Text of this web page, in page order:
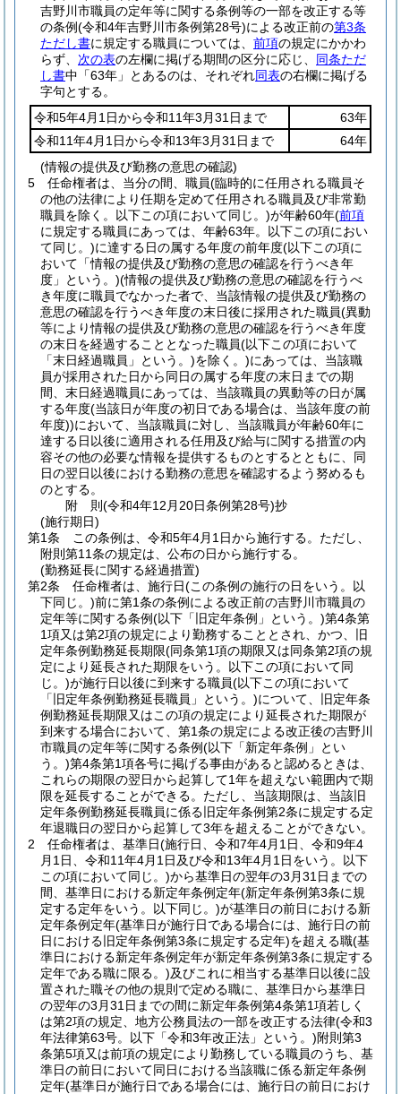
吉野川市職員の定年等に関する条例等の一部を改正する等
の条例(令和4年吉野川市条例第28号)による改正前の第3条
ただし書に規定する職員については、 前項の規定にかかわ
らず、 次の表の左欄に掲げる期間の区分に応じ、 同条ただ
し書中「63年」とあるのは、それぞれ同表の右欄に掲げる
字句とする。
令和5年4月1日から令和11年3月31日まで
63年
令和11年4月1日から令和13年3月31日まで
64年
(情報の提供及び勤務の意思の確認)
5
任命権者は、当分の間、職員(臨時的に任用される職員そ
の他の法律により任期を定めて任用される職員及び非常勤
職員を除く。以下この項において同じ。)が年齢60年(前項
に規定する職員にあっては、年齢63年。以下この項におい
て同じ。)に達する日の属する年度の前年度(以下この項に
おいて「情報の提供及び勤務の意思の確認を行うべき年
度」という。)(情報の提供及び勤務の意思の確認を行うべ
き年度に職員でなかった者で、当該情報の提供及び勤務の
意思の確認を行うべき年度の末日後に採用された職員(異動
等により情報の提供及び勤務の意思の確認を行うべき年度
の末日を経過することとなった職員(以下この項において
「末日経過職員」という。)を除く。)にあっては、当該職
員が採用された日から同日の属する年度の末日までの期
間、末日経過職員にあっては、当該職員の異動等の日が属
する年度(当該日が年度の初日である場合は、当該年度の前
年度))において、当該職員に対し、当該職員が年齢60年に
達する日以後に適用される任用及び給与に関する措置の内
容その他の必要な情報を提供するものとするとともに、同
日の翌日以後における勤務の意思を確認するよう努めるも
のとする。
附 則(令和4年12月20日条例第28号)抄
(施行期日)
第1条
この条例は、令和5年4月1日から施行する。 ただし、
附則第11条の規定は、公布の日から施行する。
(勤務延長に関する経過措置)
第2条
任命権者は、施行日(この条例の施行の日をいう。以
下同じ。)前に第1条の条例による改正前の吉野川市職員の
定年等に関する条例(以下「旧定年条例」という。)第4条第
1項又は第2項の規定により勤務することとされ、かつ、旧
定年条例勤務延長期限(同条第1項の期限又は同条第2項の規
定により延長された期限をいう。以下この項において同
じ。)が施行日以後に到来する職員(以下この項において
「旧定年条例勤務延長職員」という。)について、旧定年条
例勤務延長期限又はこの項の規定により延長された期限が
到来する場合において、第1条の規定による改正後の吉野川
市職員の定年等に関する条例(以下「新定年条例」とい
う。)第4条第1項各号に掲げる事由があると認めるときは、
これらの期限の翌日から起算して1年を超えない範囲内で期
限を延長することができる。 ただし、当該期限は、当該旧
定年条例勤務延長職員に係る旧定年条例第2条に規定する定
年退職日の翌日から起算して3年を超えることができない。
2
任命権者は、基準日(施行日、令和7年4月1日、令和9年4
月1日、令和11年4月1日及び令和13年4月1日をいう。以下
この項において同じ。)から基準日の翌年の3月31日までの
間、基準日における新定年条例定年(新定年条例第3条に規
定する定年をいう。以下同じ。)が基準日の前日における新
定年条例定年(基準日が施行日である場合には、施行日の前
日における旧定年条例第3条に規定する定年)を超える職(基
準日における新定年条例定年が新定年条例第3条に規定する
定年である職に限る。)及びこれに相当する基準日以後に設
置された職その他の規則で定める職に、基準日から基準日
の翌年の3月31日までの間に新定年条例第4条第1項若しく
は第2項の規定、地方公務員法の一部を改正する法律(令和3
年法律第63号。以下「令和3年改正法」という。)附則第3
条第5項又は前項の規定により勤務している職員のうち、基
準日の前日において同日における当該職に係る新定年条例
定年(基準日が施行日である場合には、施行日の前日におけ